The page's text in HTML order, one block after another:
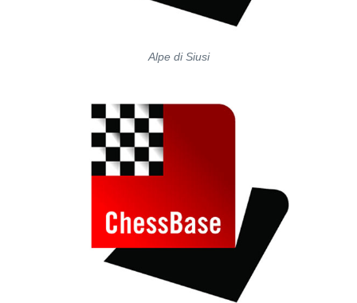
Alpe di Siusi